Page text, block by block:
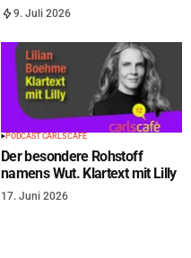
9. Juli 2026
PODCAST CARLS CAFÉ
Der besondere Rohstoff
namens Wut. Klartext mit Lilly
17. Juni 2026